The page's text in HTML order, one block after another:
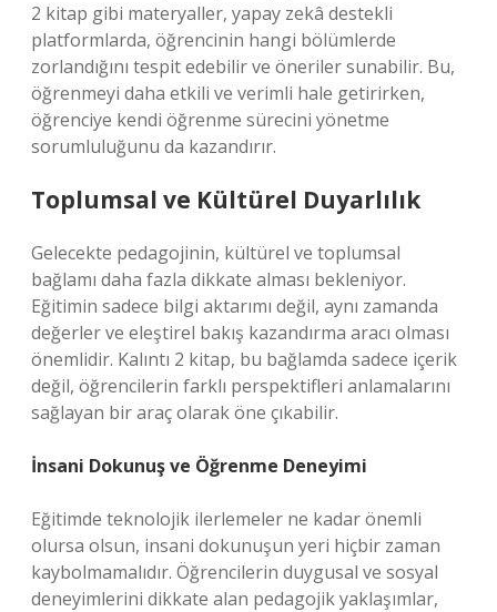
2 kitap gibi materyaller, yapay zekâ destekli
platformlarda, öğrencinin hangi bölümlerde
zorlandığını tespit edebilir ve öneriler sunabilir. Bu,
öğrenmeyi daha etkili ve verimli hale getirirken,
öğrenciye kendi öğrenme sürecini yönetme
sorumluluğunu da kazandırır.
Toplumsal ve Kültürel Duyarlılık
Gelecekte pedagojinin, kültürel ve toplumsal
bağlamı daha fazla dikkate alması bekleniyor.
Eğitimin sadece bilgi aktarımı değil, aynı zamanda
değerler ve eleştirel bakış kazandırma aracı olması
önemlidir. Kalıntı 2 kitap, bu bağlamda sadece içerik
değil, öğrencilerin farklı perspektifleri anlamalarını
sağlayan bir araç olarak öne çıkabilir.
İnsani Dokunuş ve Öğrenme Deneyimi
Eğitimde teknolojik ilerlemeler ne kadar önemli
olursa olsun, insani dokunuşun yeri hiçbir zaman
kaybolmamalıdır. Öğrencilerin duygusal ve sosyal
deneyimlerini dikkate alan pedagojik yaklaşımlar,